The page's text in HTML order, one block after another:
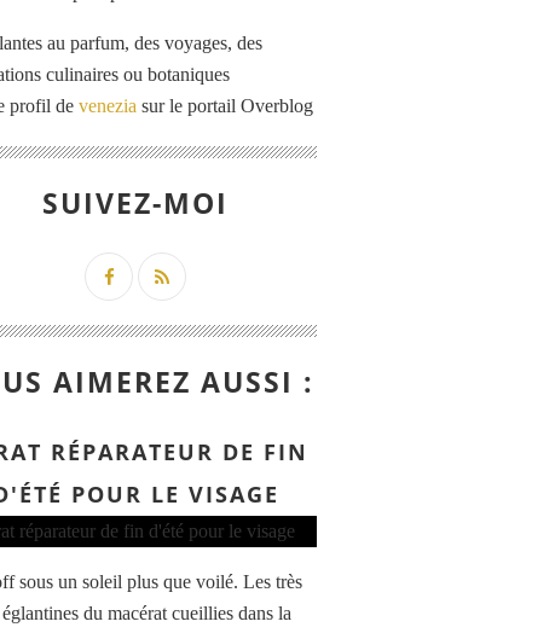
au parfum, des voyages, des
culinaires ou botaniques
profil de venezia sur le portail Overblog
SUIVEZ-MOI
AIMEREZ AUSSI :
RÉPARATEUR DE FIN
POUR LE VISAGE
sous un soleil plus que voilé. Les très
du macérat cueillies dans la